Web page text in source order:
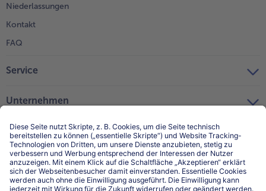
Niederlassungen
Kontakt
FAQ
Service
Unternehmen
Über uns